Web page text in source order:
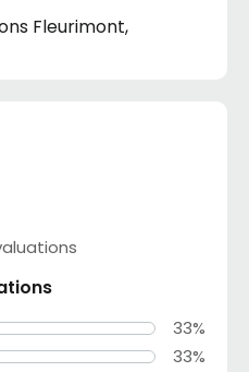
Fleurimont,
33%
33%